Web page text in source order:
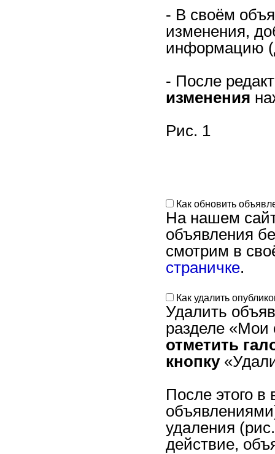
- В своём
изменения,
информацию
- После
изменения
Рис. 1
Как обновить
На нашем
объявления
смотрим в
страничке.
Как удалить
Удалить
разделе «Мои
отметить
кнопку
После этого в
удаления
действие,